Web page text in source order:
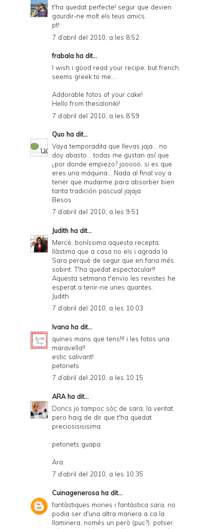
t'ha quedat perfecte! segur que devien
gaurdir-ne molt els teus amics.
pt!
7 d’abril del 2010, a les 8:52
frabala ha dit...
I wish i good read your recipe, but french
seems greek to me...
Addorable fotos of your cake!
Hello from thesaloniki!
7 d’abril del 2010, a les 8:59
Quo ha dit...
Vaya temporadita que llevas jaja... no
doy abasto... todas me gustan así que
¿por donde empiezo? jooooo, si es que
eres una máquina... Nada al final voy a
tener que mudarme para absorber bien
tanta tradición pascual jajaja.
Besos
7 d’abril del 2010, a les 9:51
Judith ha dit...
Mercè, boníssima aquesta recepta,
llàstima que a casa no els i agrada la
Sara perquè de segur que en faria més
sobint. T'ha quedat espectacular!!
Aquesta setmana t'envio les revistes he
esperat a tenir-ne unes quantes.
Judith
7 d’abril del 2010, a les 10:03
Ivana ha dit...
quines mans que tens!!! i les fotos una
maravella!!
estic salivant!
petonets
7 d’abril del 2010, a les 10:15
ARAha dit...
Doncs jo tampoc sòc de sara, la veritat,
pero haig de dir que t'ha quedat
preciosisisisima.
petonets guapa
Ara.
7 d’abril del 2010, a les 10:35
Cuinagenerosa ha dit...
fantàstiques mones i fantàstica sara, no
podia ser d'una altra manera a ca la
llaminera. només un però (puc?): potser